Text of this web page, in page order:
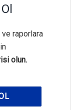
raporlara
olun.